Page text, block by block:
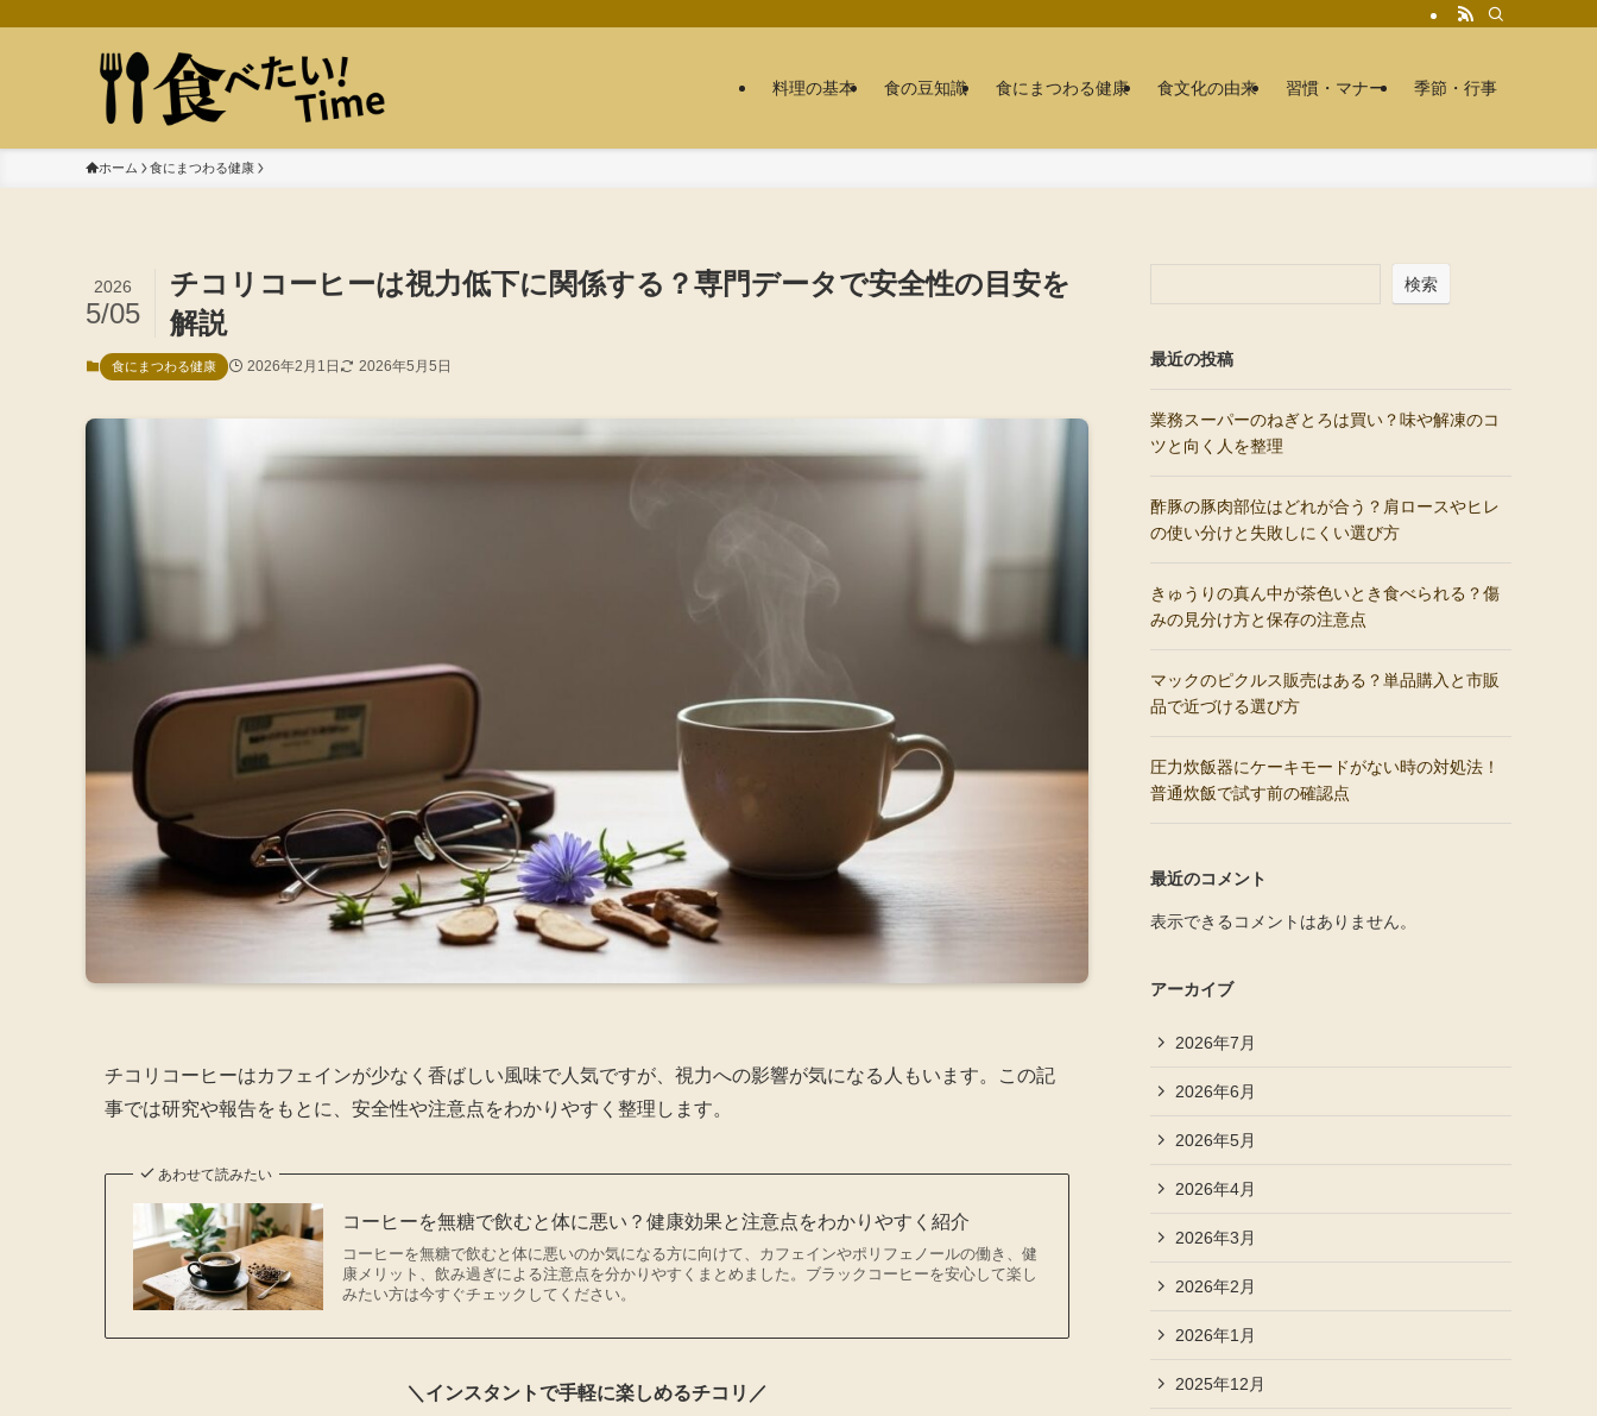
料理の基本 食の豆知識 食にまつわる健康 食文化の由来 習慣・マナー 季節・行事
ホーム 食にまつわる健康
チコリコーヒーは視力低下に関係する？専門データで安全性の目安を
解説
2026
5/05
食にまつわる健康 2026年2月1日 2026年5月5日
チコリコーヒーはカフェインが少なく香ばしい風味で人気ですが、視力への影響が気になる人もいます。この記
事では研究や報告をもとに、安全性や注意点をわかりやすく整理します。
あわせて読みたい
コーヒーを無糖で飲むと体に悪い？健康効果と注意点をわかりやすく紹介
コーヒーを無糖で飲むと体に悪いのか気になる方に向けて、カフェインやポリフェノールの働き、健
康メリット、飲み過ぎによる注意点を分かりやすくまとめました。ブラックコーヒーを安心して楽し
みたい方は今すぐチェックしてください。
＼インスタントで手軽に楽しめるチコリ／
検索
最近の投稿
業務スーパーのねぎとろは買い？味や解凍のコ
ツと向く人を整理
酢豚の豚肉部位はどれが合う？肩ロースやヒレ
の使い分けと失敗しにくい選び方
きゅうりの真ん中が茶色いとき食べられる？傷
みの見分け方と保存の注意点
マックのピクルス販売はある？単品購入と市販
品で近づける選び方
圧力炊飯器にケーキモードがない時の対処法！
普通炊飯で試す前の確認点
最近のコメント
表示できるコメントはありません。
アーカイブ
2026年7月
2026年6月
2026年5月
2026年4月
2026年3月
2026年2月
2026年1月
2025年12月